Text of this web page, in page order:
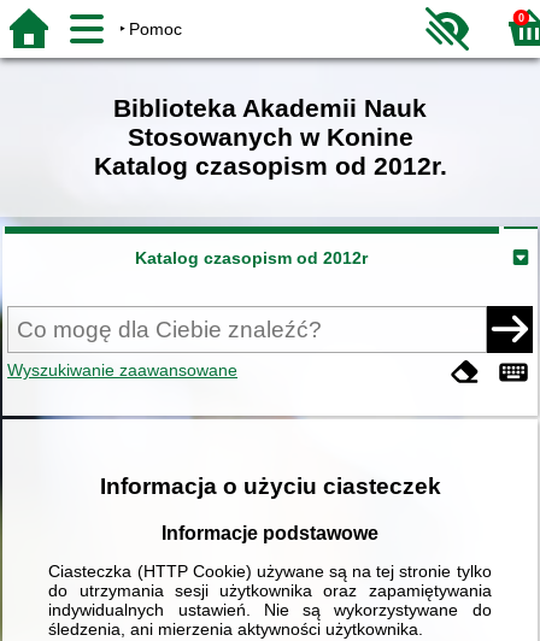
Pomoc
0
Biblioteka Akademii Nauk
Stosowanych w Konine
Katalog czasopism od 2012r.
Katalog czasopism od 2012r
Wyszukiwanie zaawansowane
Informacja o użyciu ciasteczek
Informacje podstawowe
Ciasteczka (HTTP Cookie) używane są na tej stronie tylko
do utrzymania sesji użytkownika oraz zapamiętywania
indywidualnych ustawień. Nie są wykorzystywane do
śledzenia, ani mierzenia aktywności użytkownika.